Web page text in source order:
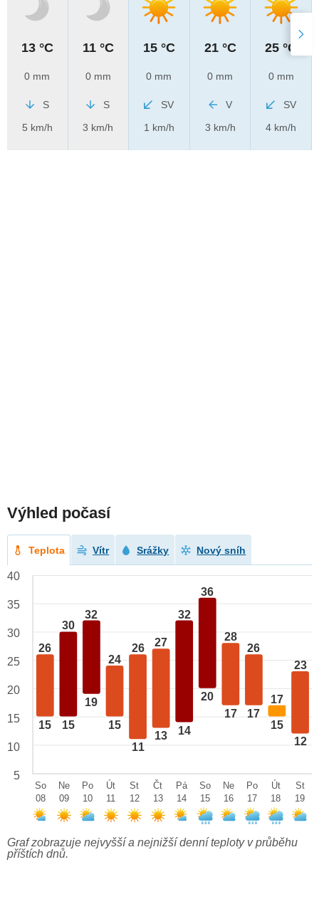
13 °C
0 mm
S
5 km/h
11 °C
0 mm
S
3 km/h
15 °C
0 mm
SV
1 km/h
21 °C
0 mm
V
3 km/h
25 °C
0 mm
SV
4 km/h
Výhled počasí
Teplota Vítr Srážky Nový sníh
26
15
30
15
32
19
24
15
26
11
27
13
32
14
36
20
28
17
26
17
17
15
23
12
40
35
30
25
20
15
10
5
So
08
Ne
09
Po
10
Út
11
St
12
Čt
13
Pá
14
So
15
Ne
16
Po
17
Út
18
St
19
Graf zobrazuje nejvyšší a nejnižší denní teploty v průběhu
příštích dnů.